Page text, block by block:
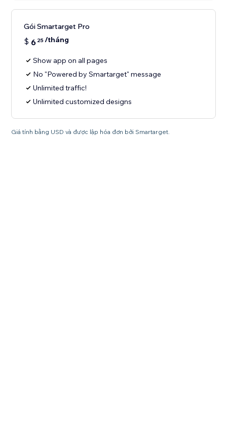
Gói Smartarget Pro
$ 6 25/tháng
Show app on all pages
No "Powered by Smartarget" message
Unlimited traffic!
Unlimited customized designs
Giá tính bằng USD và được lập hóa đơn bởi Smartarget.